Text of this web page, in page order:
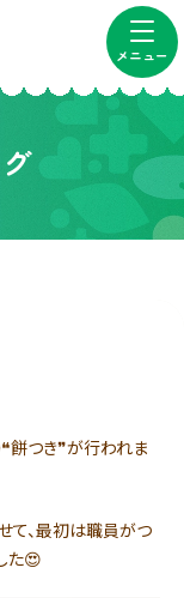
メニュー
餅つき❞が行われま
て、最初は職員がつ
た😍